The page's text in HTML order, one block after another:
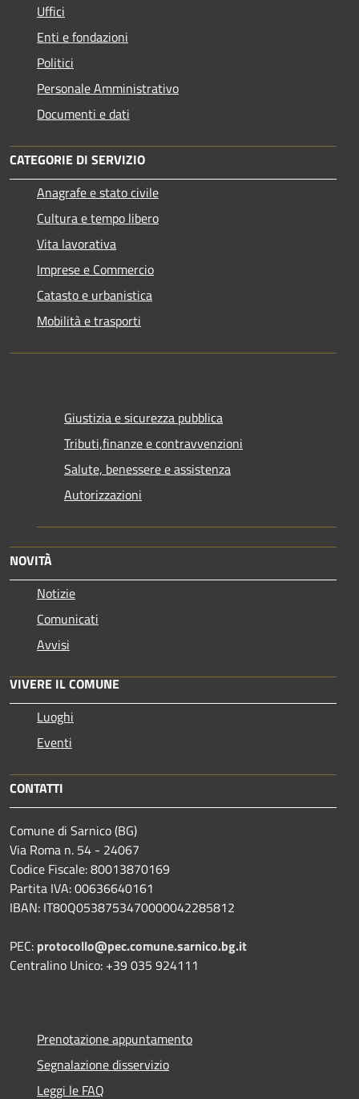
Uffici
Enti e fondazioni
Politici
Personale Amministrativo
Documenti e dati
CATEGORIE DI SERVIZIO
Anagrafe e stato civile
Cultura e tempo libero
Vita lavorativa
Imprese e Commercio
Catasto e urbanistica
Mobilità e trasporti
Giustizia e sicurezza pubblica
Tributi,finanze e contravvenzioni
Salute, benessere e assistenza
Autorizzazioni
NOVITÀ
Notizie
Comunicati
Avvisi
VIVERE IL COMUNE
Luoghi
Eventi
CONTATTI
Comune di Sarnico (BG)
Via Roma n. 54 - 24067
Codice Fiscale: 80013870169
Partita IVA: 00636640161
IBAN: IT80Q0538753470000042285812
PEC: protocollo@pec.comune.sarnico.bg.it
Centralino Unico: +39 035 924111
Prenotazione appuntamento
Segnalazione disservizio
Leggi le FAQ